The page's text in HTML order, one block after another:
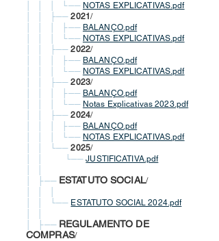
│ │ │ └── NOTAS EXPLICATIVAS.pdf
│ │ ├──2021 /
│ │ │ ├── BALANÇO.pdf
│ │ │ └── NOTAS EXPLICATIVAS.pdf
│ │ ├──2022/
│ │ │ ├── BALANÇO.pdf
│ │ │ └── NOTAS EXPLICATIVAS.pdf
│ │ ├──2023/
│ │ │ ├── BALANÇO.pdf
│ │ │ └── Notas Explicativas 2023.pdf
│ │ ├──2024/
│ │ │ ├── BALANÇO.pdf
└── NOTAS EXPLICATIVAS.pdf
│ │ └──2025/
└──JUSTIFICATIVA.pdf
│ ├── ESTATUTO SOCIAL/
│ │ └── ESTATUTO SOCIAL 2024.pdf
│ ├── REGULAMENTO DE
COMPRAS/